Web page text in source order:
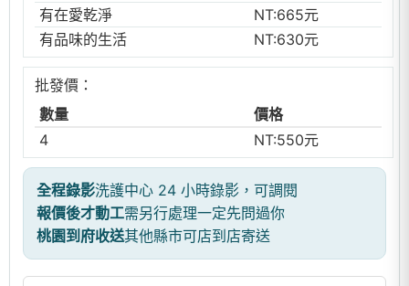
有在愛乾淨
NT:665元
有品味的生活
NT:630元
批發價：
數量
價格
4
NT:550元
全程錄影洗護中心 24 小時錄影，可調閱
報價後才動工需另行處理一定先問過你
桃園到府收送其他縣市可店到店寄送